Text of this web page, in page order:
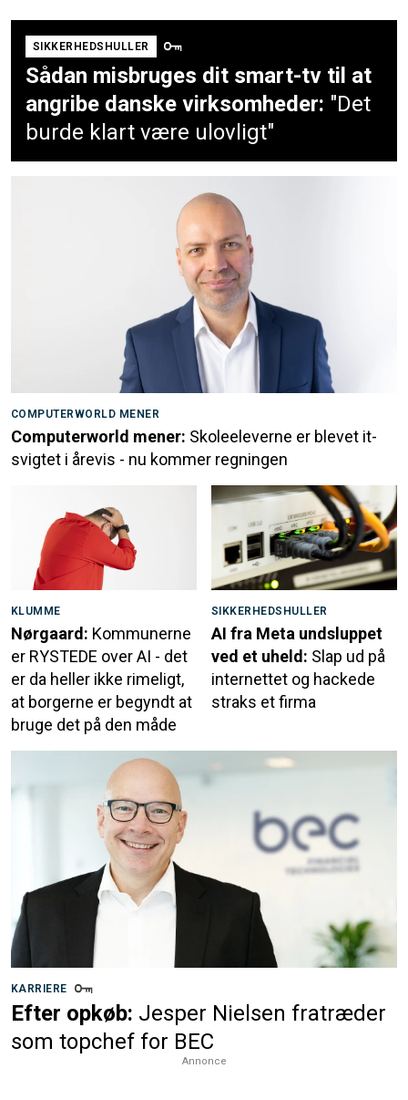
SIKKERHEDSHULLER
Sådan misbruges dit smart-tv til at
angribe danske virksomheder: "Det
burde klart være ulovligt"
COMPUTERWORLD MENER
Computerworld mener: Skoleeleverne er blevet it-
svigtet i årevis - nu kommer regningen
KLUMME
Nørgaard: Kommunerne
er RYSTEDE over AI - det
er da heller ikke rimeligt,
at borgerne er begyndt at
bruge det på den måde
SIKKERHEDSHULLER
AI fra Meta undsluppet
ved et uheld: Slap ud på
internettet og hackede
straks et firma
KARRIERE
Efter opkøb: Jesper Nielsen fratræder
som topchef for BEC
Annonce